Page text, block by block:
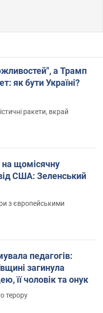
а Трамп
як бути Україні?
ракети, вкрай
на щомісячну
США: Зеленський
з європейськими
педагогів:
загинула
її чоловік та онук
терору